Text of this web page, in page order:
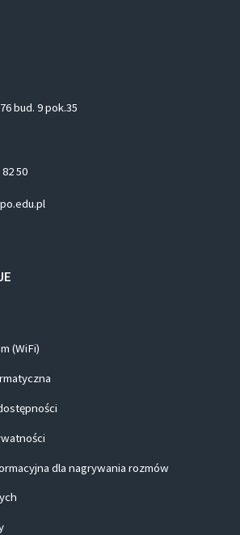
bud. 9 pok.35
50
(WiFi)
dla nagrywania rozmów